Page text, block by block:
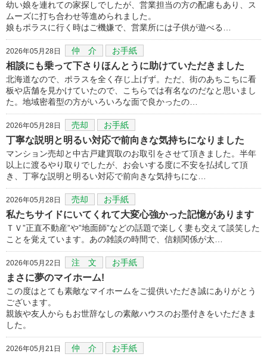
幼い娘を連れての家探しでしたが、営業担当の方の配慮もあり、ス
ムーズに打ち合わせ等進められました。
娘もポラスに行く時はご機嫌で、営業所には子供が遊べる…
2026年05月28日 仲 介 お手紙
相談にも乗って下さりほんとうに助けていただきました
北海道なので、ポラスを全く存じ上げず。ただ、街のあちこちに看
板や店舗を見かけていたので、こちらでは有名なのだなと思いまし
た。地域密着型の方がいろいろな面で良かったの…
2026年05月28日 売却 お手紙
丁寧な説明と明るい対応で前向きな気持ちになりました
マンション売却と中古戸建買取のお取引をさせて頂きました。半年
以上に渡るやり取りでしたが、お会いする度に不安を払拭して頂
き、丁寧な説明と明るい対応で前向きな気持ちにな…
2026年05月28日 売却 お手紙
私たちサイドにいてくれて大変心強かった記憶があります
ＴＶ”正直不動産”や”地面師”などの話題で楽しく妻も交えて談笑した
ことを覚えています。あの雑談の時間で、信頼関係が太…
2026年05月22日 注 文 お手紙
まさに夢のマイホーム!
この度はとても素敵なマイホームをご提供いただき誠にありがとう
ございます。
親族や友人からもお世辞なしの素敵ハウスのお墨付きをいただきま
した。
2026年05月21日 仲 介 お手紙